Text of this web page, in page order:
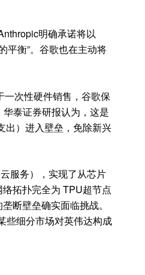
明确承诺将以
平衡”。谷歌也在主动将
一次性硬件销售，谷歌保
泰证券研报认为，这是
出）进入壁垒，免除新兴
服务），实现了从芯片
拓扑完全为 TPU超节点
断壁垒确实面临挑战。
些细分市场对英伟达构成